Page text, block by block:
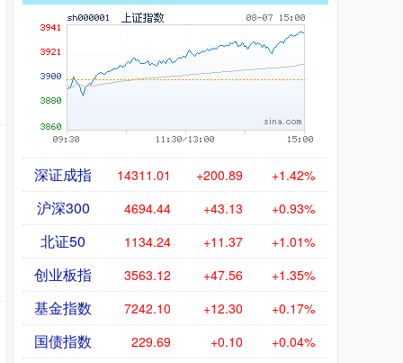
深证成指 14311.01 +200.89 +1.42%
沪深300 4694.44 +43.13 +0.93%
北证50 1134.24 +11.37 +1.01%
创业板指 3563.12 +47.56 +1.35%
基金指数 7242.10 +12.30 +0.17%
国债指数 229.69 +0.10 +0.04%